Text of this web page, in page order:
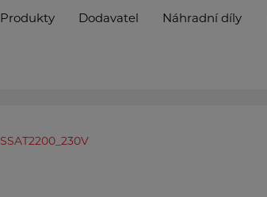
Produkty Dodavatel Náhradní díly
SSAT2200_230V